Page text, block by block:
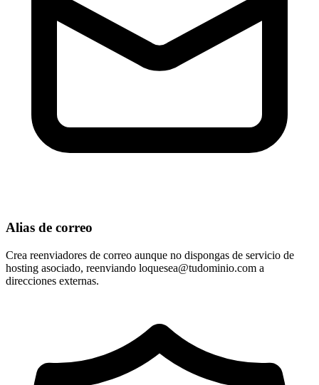
Alias de correo
Crea reenviadores de correo aunque no dispongas de servicio de
hosting asociado, reenviando loquesea@tudominio.com a
direcciones externas.